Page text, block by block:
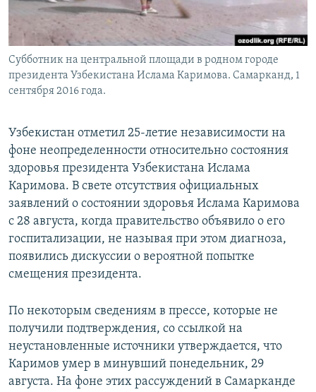
Субботник на центральной площади в родном городе
президента Узбекистана Ислама Каримова. Самарканд, 1
сентября 2016 года.
Узбекистан отметил 25-летие независимости на
фоне неопределенности относительно состояния
здоровья президента Узбекистана Ислама
Каримова. В свете отсутствия официальных
заявлений о состоянии здоровья Ислама Каримова
с 28 августа, когда правительство объявило о его
госпитализации, не называя при этом диагноза,
появились дискуссии о вероятной попытке
смещения президента.
По некоторым сведениям в прессе, которые не
получили подтверждения, со ссылкой на
неустановленные источники утверждается, что
Каримов умер в минувший понедельник, 29
августа. На фоне этих рассуждений в Самарканде